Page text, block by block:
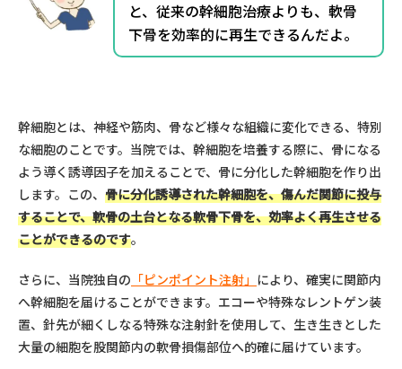
と、従来の幹細胞治療よりも、軟骨
下骨を効率的に再生できるんだよ。
幹細胞とは、神経や筋肉、骨など様々な組織に変化できる、特別
な細胞のことです。当院では、幹細胞を培養する際に、骨になる
よう導く誘導因子を加えることで、骨に分化した幹細胞を作り出
します。この、 骨に分化誘導された幹細胞を、傷んだ関節に投与
することで、軟骨の土台となる軟骨下骨を、効率よく再生させる
ことができるのです。
さらに、当院独自の 「ピンポイント注射」 により、確実に関節内
へ幹細胞を届けることができます。エコーや特殊なレントゲン装
置、針先が細くしなる特殊な注射針を使用して、生き生きとした
大量の細胞を股関節内の軟骨損傷部位へ的確に届けています。